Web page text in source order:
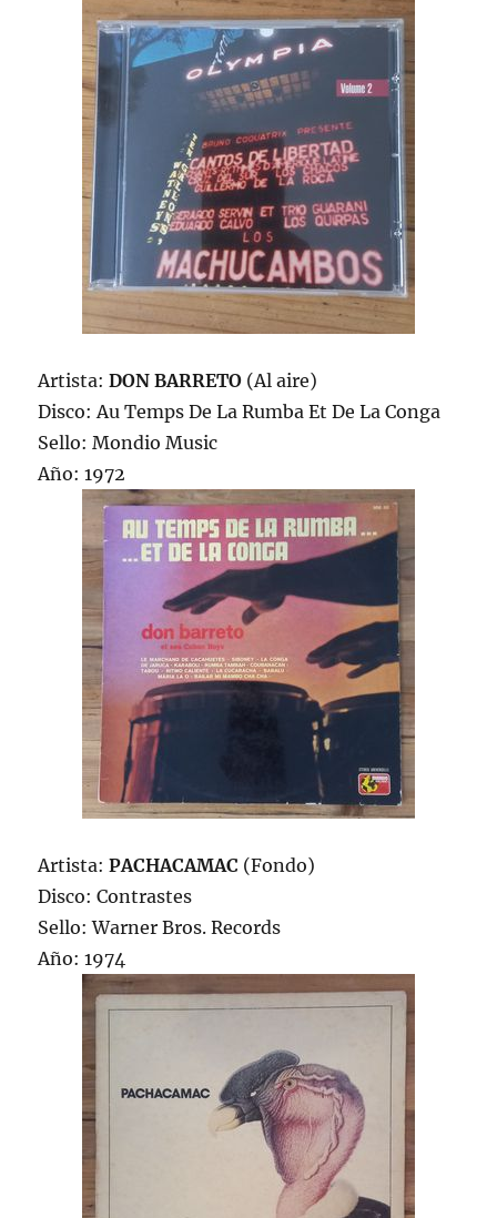
Artista:DON BARRETO (Al aire)
Disco: Au Temps De La Rumba Et De La Conga
Sello: Mondio Music
Año: 1972
Artista:PACHACAMAC (Fondo)
Disco: Contrastes
Sello: Warner Bros. Records
Año: 1974